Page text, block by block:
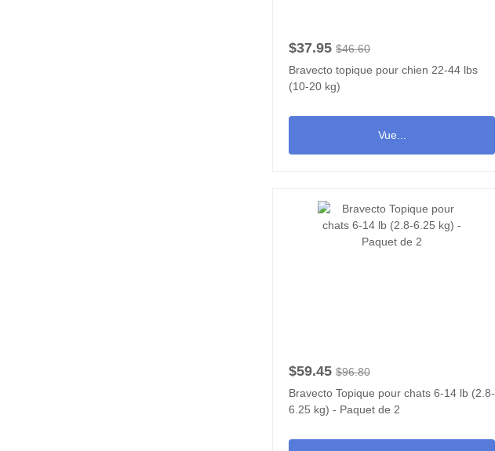
$37.95 $46.60
Bravecto topique pour chien 22-44 lbs
(10-20 kg)
Vue...
$59.45 $96.80
Bravecto Topique pour chats 6-14 lb (2.8-
6.25 kg) - Paquet de 2